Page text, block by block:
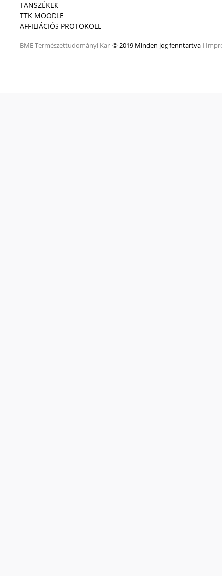
TANSZÉKEK
TTK MOODLE
AFFILIÁCIÓS PROTOKOLL
BMETermészettudományi Kar © 2019 Minden jog fenntartva I